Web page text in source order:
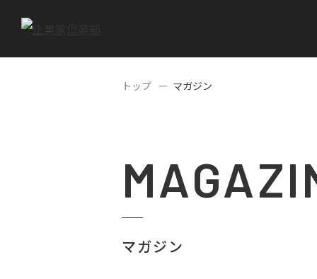
トップ マガジン
マガジン